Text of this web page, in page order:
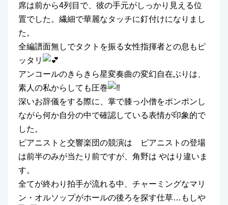
席は前から4列目で、彼の手元がしっかり見える位
置でした。繊細で華麗なタッチに釘付けになりまし
た。
全編譜面無しでタクトを振る女性指揮者との息もピ
ッタリ
アンコールのきらきら星変奏曲の変幻自在ぶりは、
素人の私からしても圧巻
深いお辞儀をする際に、掌で膝っ小僧をポンポンし
ながら何か自分の中で確認している表情が印象的で
した。
ピアニストと交響楽団の競演は ピアニストの登場
は前半のみが当たり前ですが、角野は やはり違いま
す。
全てが終わり拍手が流れる中、チャーミングなマリ
ン・オルソップがホールの後ろを探す仕草…もしや